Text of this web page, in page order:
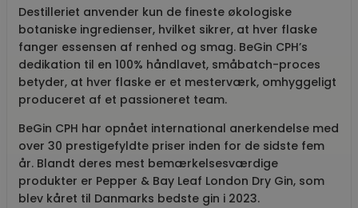
Destilleriet anvender kun de fineste økologiske
botaniske ingredienser, hvilket sikrer, at hver flaske
fanger essensen af renhed og smag. BeGin CPH’s
dedikation til en 100% håndlavet, småbatch-proces
betyder, at hver flaske er et mesterværk, omhyggeligt
produceret af et passioneret team.
BeGin CPH har opnået international anerkendelse med
over 30 prestigefyldte priser inden for de sidste fem
år. Blandt deres mest bemærkelsesværdige
produkter er Pepper & Bay Leaf London Dry Gin, som
blev kåret til Danmarks bedste gin i 2023.